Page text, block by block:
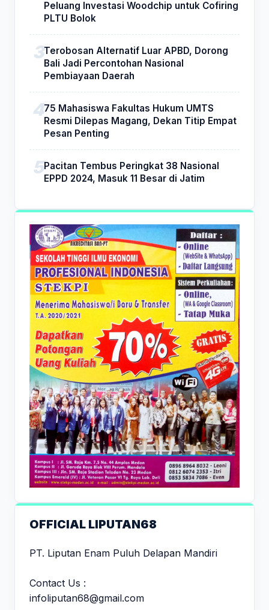
Peluang Investasi Woodchip untuk Cofiring
PLTU Bolok
Terobosan Alternatif Luar APBD, Dorong
Bali Jadi Percontohan Nasional
Pembiayaan Daerah
75 Mahasiswa Fakultas Hukum UMTS
Resmi Dilepas Magang, Dekan Titip Empat
Pesan Penting
Pacitan Tembus Peringkat 38 Nasional
EPPD 2024, Masuk 11 Besar di Jatim
OFFICIAL LIPUTAN68
PT. Liputan Enam Puluh Delapan Mandiri
Contact Us :
infoliputan68@gmail.com